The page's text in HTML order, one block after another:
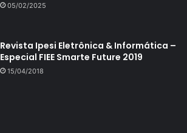
05/02/2025
Revista Ipesi Eletrônica & Informática –
Especial FIEE Smarte Future 2019
15/04/2018